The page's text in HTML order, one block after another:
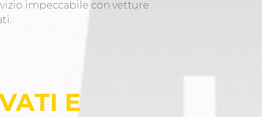
impeccabile con vetture
E